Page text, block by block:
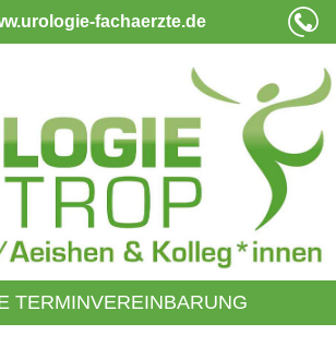
fachaerzte.de
TERMINVEREINBARUNG